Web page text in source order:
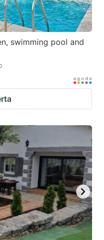
swimming pool and